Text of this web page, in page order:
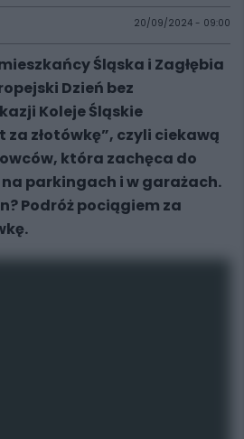
20/09/2024 - 09:00
Śląska i Zagłębia
Dzień bez
Koleje Śląskie
za złotówkę”, czyli ciekawą
która zachęca do
parkingach i w garażach.
Podróż pociągiem za